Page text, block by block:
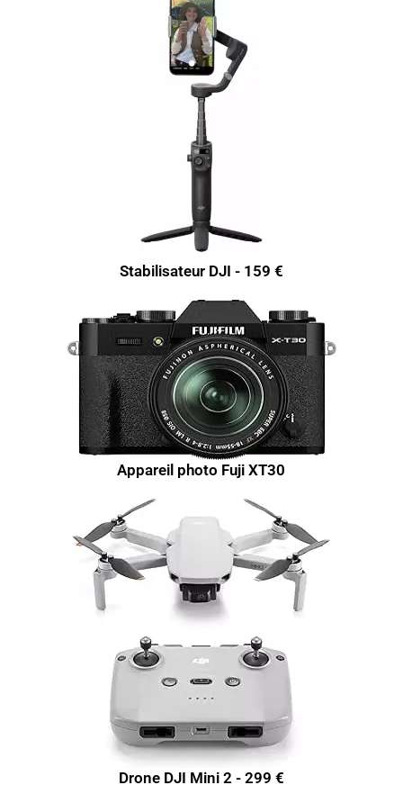
Stabilisateur DJI - 159 €
Appareil photo Fuji XT30
Drone DJI Mini 2 - 299 €